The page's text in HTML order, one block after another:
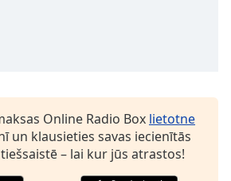
Online Radio Box lietotne
un klausieties savas iecienītās
– lai kur jūs atrastos!